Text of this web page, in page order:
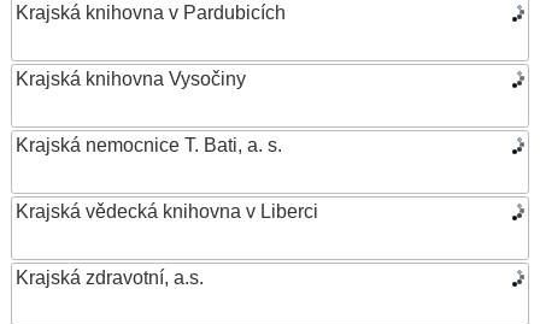
Krajská knihovna v Pardubicích
Krajská knihovna Vysočiny
Krajská nemocnice T. Bati, a. s.
Krajská vědecká knihovna v Liberci
Krajská zdravotní, a.s.